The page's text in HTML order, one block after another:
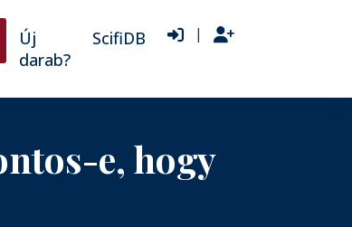
Új
darab?
ScifiDB |
e, hogy